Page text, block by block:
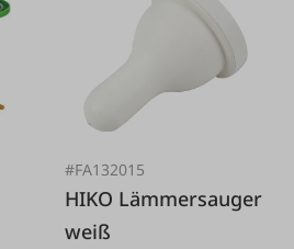
#FA132015
HIKO Lämmersauger
weiß